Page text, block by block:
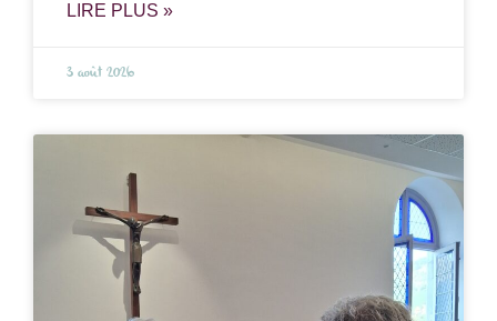
LIRE PLUS »
3 août 2026